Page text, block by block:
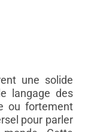
une solide
langage des
ou fortement
pour parler